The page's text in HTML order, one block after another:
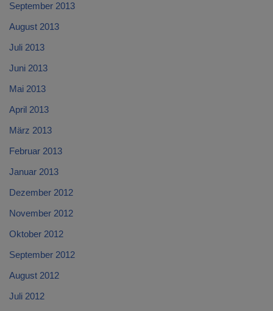
September 2013
August 2013
Juli 2013
Juni 2013
Mai 2013
April 2013
März 2013
Februar 2013
Januar 2013
Dezember 2012
November 2012
Oktober 2012
September 2012
August 2012
Juli 2012